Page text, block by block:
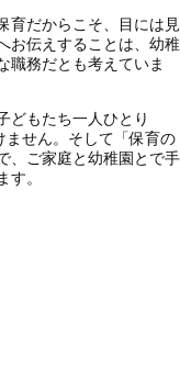
育だからこそ、目には見
お伝えすることは、幼稚
職務だとも考えていま
どもたち一人ひとり
ません。そして「保育の
、ご家庭と幼稚園とで手
。